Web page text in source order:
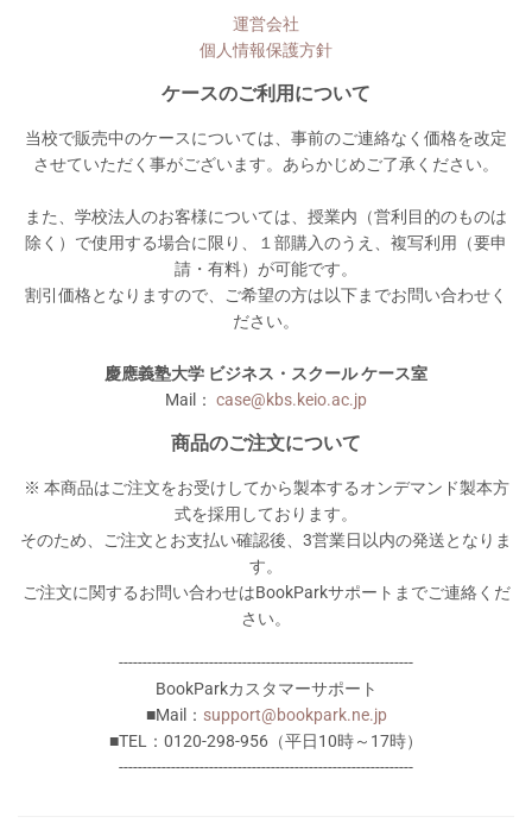
運営会社
個人情報保護方針
ケースのご利用について
当校で販売中のケースについては、事前のご連絡なく価格を改定
させていただく事がございます。あらかじめご了承ください。
また、学校法人のお客様については、授業内（営利目的のものは
除く）で使用する場合に限り、１部購入のうえ、複写利用（要申
請・有料）が可能です。
割引価格となりますので、ご希望の方は以下までお問い合わせく
ださい。
慶應義塾大学 ビジネス・スクール ケース室
Mail： case@kbs.keio.ac.jp
商品のご注文について
※ 本商品はご注文をお受けしてから製本するオンデマンド製本方
式を採用しております。
そのため、ご注文とお支払い確認後、3営業日以内の発送となりま
す。
ご注文に関するお問い合わせはBookParkサポートまでご連絡くだ
さい。
--------------------------------------------------------------
BookParkカスタマーサポート
■Mail： support@bookpark.ne.jp
■TEL：0120-298-956（平日10時～17時）
--------------------------------------------------------------